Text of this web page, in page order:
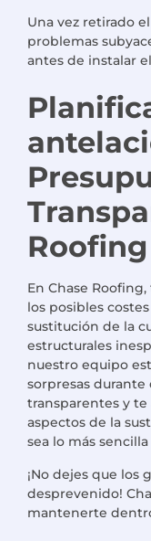
Una vez retirado
problemas
antes de instalar
Roofing
En Chase
los posibles
sustitución de la
estructurales
nuestro equipo
sorpresas durante
transparentes y te
aspectos de la
sea lo más
¡No dejes que los
desprevenido!
mantenerte